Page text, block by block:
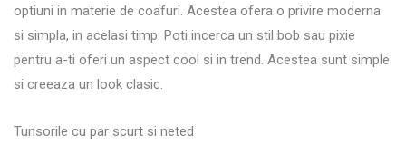
optiuni in materie de coafuri. Acestea ofera o privire moderna
si simpla, in acelasi timp. Poti incerca un stil bob sau pixie
pentru a-ti oferi un aspect cool si in trend. Acestea sunt simple
si creeaza un look clasic.
Tunsorile cu par scurt si neted